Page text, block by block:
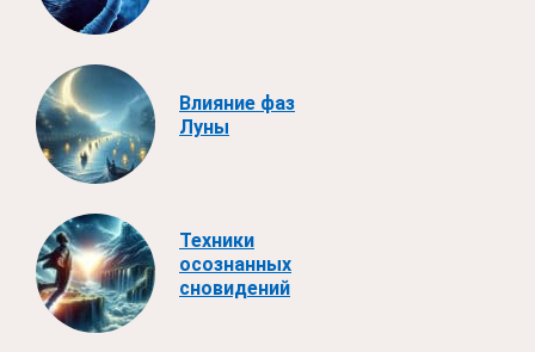
Влияние фаз
Луны
Техники
осознанных
сновидений